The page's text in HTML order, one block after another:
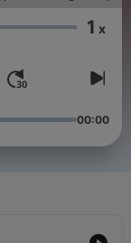
1 x
00:00